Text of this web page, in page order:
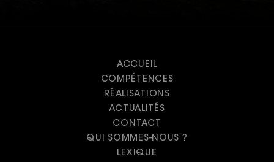
ACCUEIL
COMPÉTENCES
RÉALISATIONS
ACTUALITÉS
CONTACT
QUI SOMMES-NOUS ?
LEXIQUE